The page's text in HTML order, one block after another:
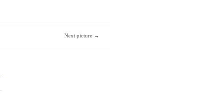
Next picture →